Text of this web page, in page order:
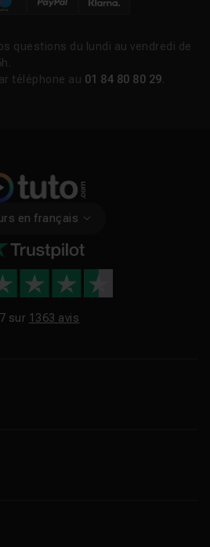
questions du lundi au vendredi de
téléphone au 01 84 80 80 29
en français
sur 1363 avis